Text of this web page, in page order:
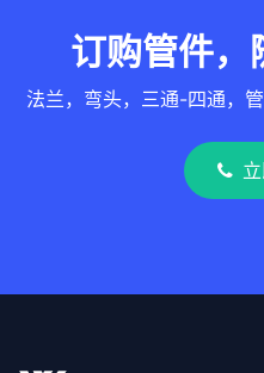
订购管件，
法兰，弯头，三通-四通，